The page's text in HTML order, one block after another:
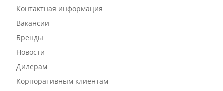
Контактная информация
Вакансии
Бренды
Новости
Дилерам
Корпоративным клиентам